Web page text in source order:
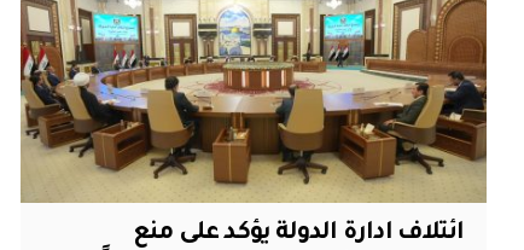
ائتلاف ادارة الدولة يؤكد على منع